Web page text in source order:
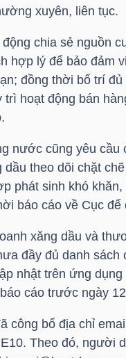
xuyên, liên tục.
chia sẻ nguồn
hợp lý để bảo đảm
đồng thời bố trí
hoạt động bán
nước cũng yêu cầu
theo dõi chặt
phát sinh khó
báo cáo về Cục
xăng dầu và
đầy đủ danh sách
nhật trên ứng
cáo trước ngày
công bố địa chỉ
Theo đó, người